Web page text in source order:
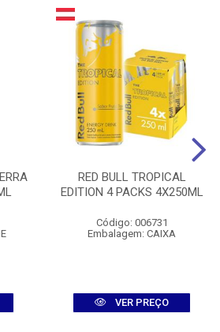
RED BULL TROPICAL
EDITION 4 PACKS 4X250ML
Código: 006731
Embalagem: CAIXA
VER PREÇO